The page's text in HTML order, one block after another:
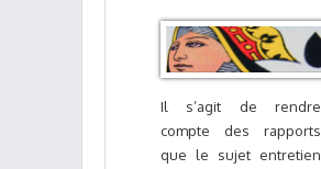
Il s’agit de rendre
compte des rapports
que le sujet entretien